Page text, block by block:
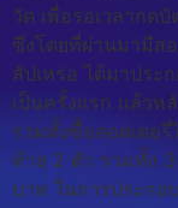
วัด เพื่อรอเวลากด
ซึ่งโดยที่ผ่านมามีส
สัปเหร่อ ได้มาประ
เป็นครั้งแรก แล้วห
รวมทั้งซื้อลอตเตอ
ท้าย 2 ตัว รวมทั้ง
บาท ในการประก